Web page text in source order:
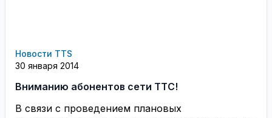
Новости TTS
30 января 2014
Вниманию абонентов сети ТТС!
В связи с проведением плановых